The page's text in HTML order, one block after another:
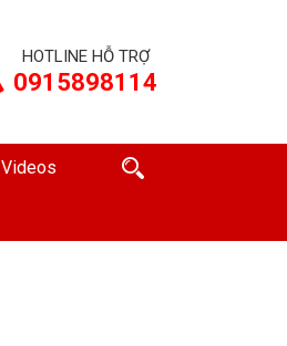
HOTLINE HỖ TRỢ
0915898114
Videos